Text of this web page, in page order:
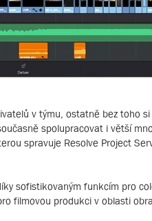
v týmu, ostatně bez toho
spolupracovat i větší
spravuje Resolve Project
sofistikovaným funkcím pro
filmovou produkci v oblasti